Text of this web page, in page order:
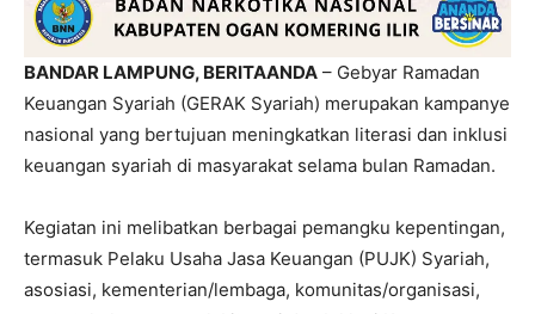
BANDAR LAMPUNG, BERITAANDA – Gebyar Ramadan
Keuangan Syariah (GERAK Syariah) merupakan kampanye
nasional yang bertujuan meningkatkan literasi dan inklusi
keuangan syariah di masyarakat selama bulan Ramadan.
Kegiatan ini melibatkan berbagai pemangku kepentingan,
termasuk Pelaku Usaha Jasa Keuangan (PUJK) Syariah,
asosiasi, kementerian/lembaga, komunitas/organisasi,